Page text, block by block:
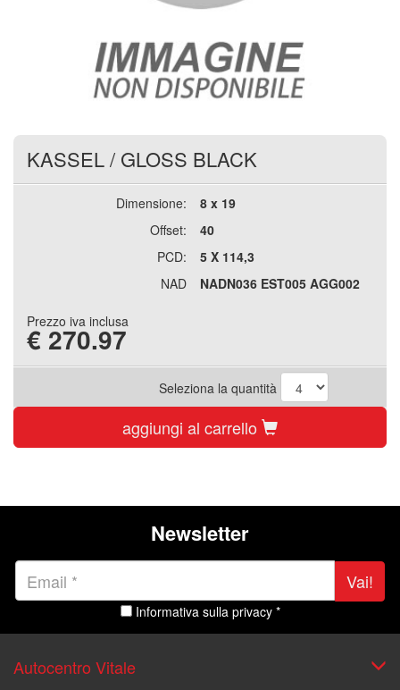
KASSEL/ GLOSS BLACK
Dimensione:
8 x 19
Offset:
40
PCD:
5 X 114,3
NAD
NADN036 EST005 AGG002
Prezzo iva inclusa
€ 270.97
Seleziona la quantità
aggiungi al carrello
Newsletter
Vai!
Informativa sulla privacy *
Autocentro Vitale